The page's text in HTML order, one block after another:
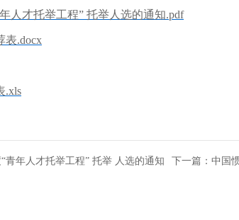
人才托举工程” 托举人选的通知.pdf
表.docx
.xls
青年人才托举工程” 托举 人选的通知